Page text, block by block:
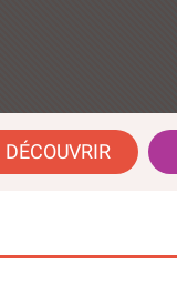
DÉCOUVRIR